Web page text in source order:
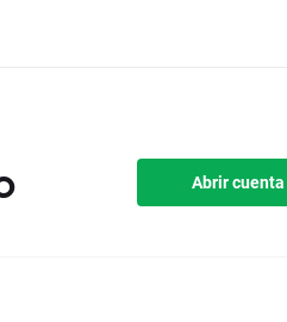
Abrir cuenta